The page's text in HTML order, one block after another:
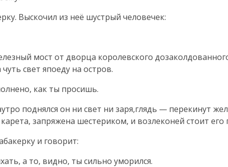
Выскочил из неё шустрый человечек:
мост от дворца королевского
свет япоеду на остров.
как ты просишь.
поднялся он ни свет ни заря,глядь — перекинут
запряжена шестериком, и возлеконей стоит
и говорит:
а то, видно, ты сильно уморился.